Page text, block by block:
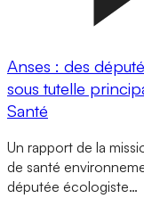
Anses : des
sous tutelle
Santé
Un rapport de la
de santé
députée écologiste…